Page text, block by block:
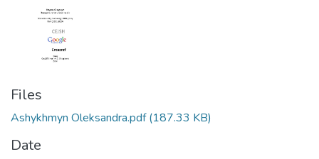
Files
Ashykhmyn Oleksandra.pdf(187.33 KB)
Date